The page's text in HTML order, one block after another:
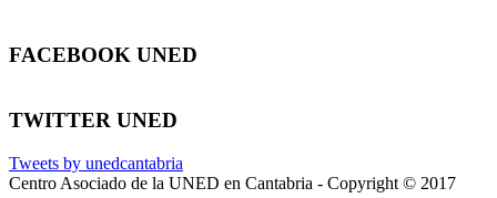
FACEBOOK UNED
TWITTER UNED
Tweets by unedcantabria
Centro Asociado de la UNED en Cantabria - Copyright © 2017